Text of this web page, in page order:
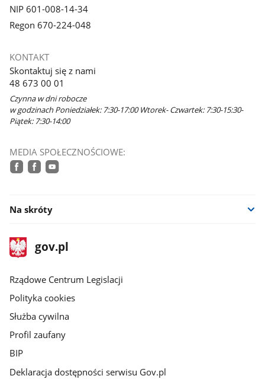
NIP 601-008-14-34
Regon 670-224-048
KONTAKT
Skontaktuj się z nami
48 673 00 01
Czynna w dni robocze
w godzinach Poniedziałek: 7:30-17:00 Wtorek- Czwartek: 7:30-15:30-
Piątek: 7:30-14:00
MEDIA SPOŁECZNOŚCIOWE:
Na skróty
stopka
gov.plStrona
gov.pl
Rządowe Centrum Legislacji
Polityka cookies
Służba cywilna
Profil zaufany
BIP
Deklaracja dostępności serwisu Gov.pl